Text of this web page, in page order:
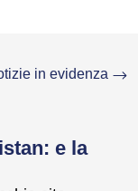
in evidenza
e la